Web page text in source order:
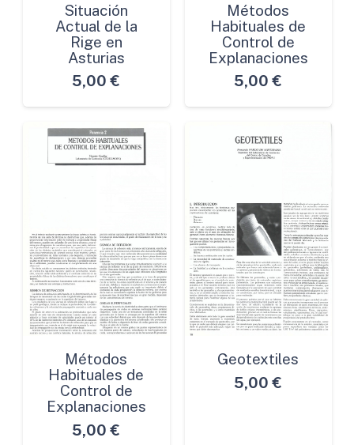
Situación
Actual de la
Rige en
Asturias
5,00 €
Métodos
Habituales de
Control de
Explanaciones
5,00 €
Métodos
Habituales de
Control de
Explanaciones
5,00 €
Geotextiles
5,00 €